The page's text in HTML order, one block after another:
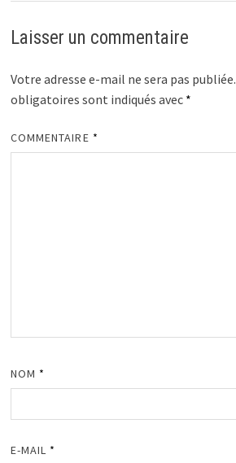
Laisser un commentaire
Votre adresse e-mail ne sera pas publiée.
obligatoires sont indiqués avec *
COMMENTAIRE *
NOM *
E-MAIL *